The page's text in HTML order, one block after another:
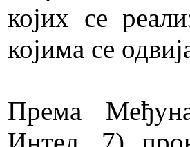
којих се
којима се
Према